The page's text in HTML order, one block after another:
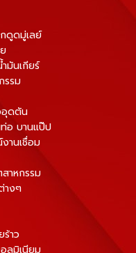
กดูดมู่เลย์
มันเกียร์
รม
อุดตัน
อ บานแป๊ป
านเชื่อม
าหกรรม
างๆ
ร้าว